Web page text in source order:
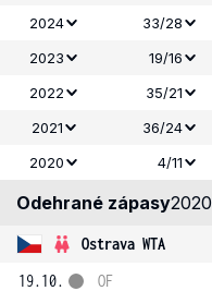
2024
33/28
2023
19/16
2022
35/21
2021
36/24
2020
4/11
Odehrané zápasy2020
Ostrava WTA
19.10.
OF